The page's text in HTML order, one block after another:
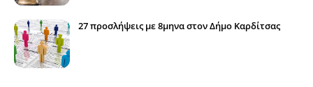
27 προσλήψεις με 8μηνα στον Δήμο Καρδίτσας